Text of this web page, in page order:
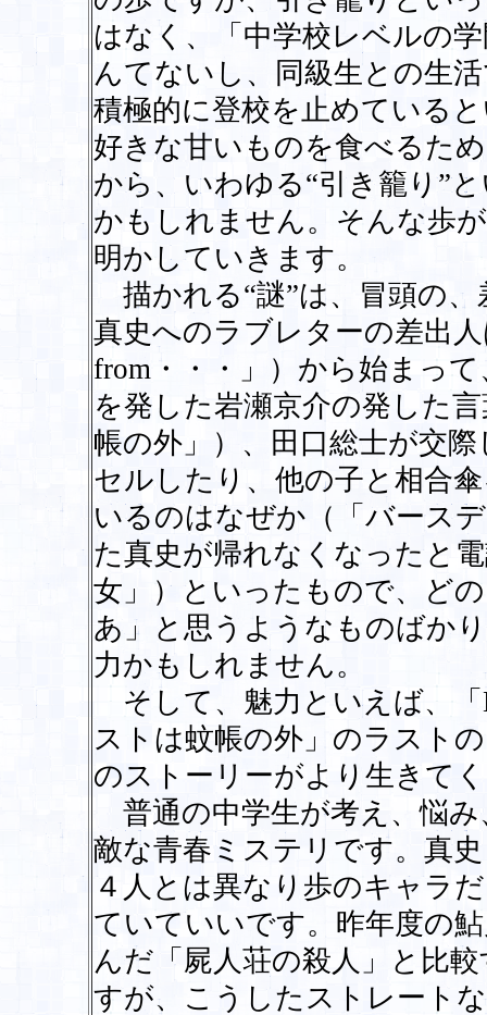
はなく、「中学校レベルの
んてないし、同級生との生
積極的に登校を止めている
好きな甘いものを食べるた
から、いわゆる“引き籠り”
かもしれません。そんな歩
明かしていきます。
描かれる“謎”は、冒頭の
真史へのラブレターの差出
from・・・」）から始まっ
を発した岩瀬京介の発した
帳の外」）、田口総士が交
セルしたり、他の子と相合
いるのはなぜか（「バース
た真史が帰れなくなったと
女」）といったもので、ど
あ」と思うようなものばか
力かもしれません。
そして、魅力といえば、「
ストは蚊帳の外」のラスト
のストーリーがより生きて
普通の中学生が考え、悩
敵な青春ミステリです。真
４人とは異なり歩のキャラ
ていていいです。昨年度の
んだ「屍人荘の殺人」と比
すが、こうしたストレート